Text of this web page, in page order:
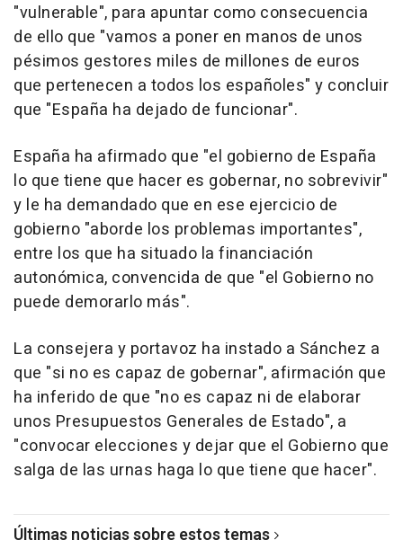
"vulnerable", para apuntar como consecuencia
de ello que "vamos a poner en manos de unos
pésimos gestores miles de millones de euros
que pertenecen a todos los españoles" y concluir
que "España ha dejado de funcionar".
España ha afirmado que "el gobierno de España
lo que tiene que hacer es gobernar, no sobrevivir"
y le ha demandado que en ese ejercicio de
gobierno "aborde los problemas importantes",
entre los que ha situado la financiación
autonómica, convencida de que "el Gobierno no
puede demorarlo más".
La consejera y portavoz ha instado a Sánchez a
que "si no es capaz de gobernar", afirmación que
ha inferido de que "no es capaz ni de elaborar
unos Presupuestos Generales de Estado", a
"convocar elecciones y dejar que el Gobierno que
salga de las urnas haga lo que tiene que hacer".
Últimas noticias sobre estos temas